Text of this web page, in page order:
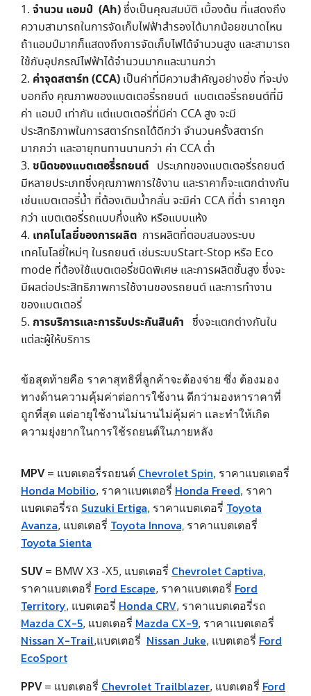
จำนวน แอมป์ (Ah)ซึ่งเป็นคุณสมบัติ เบื้องต้น ที่แสดงถึง
ความสามารถในการจัดเก็บไฟฟ้าสำรองได้มากน้อยขนาดไหน
ถ้าแอมป์มากก็แสดงถึงการจัดเก็บไฟได้จำนวนสูง และสามารถ
ใช้กับอุปกรณ์ไฟฟ้าได้จำนวนมากและนานกว่า
ค่าจุดสตาร์ท (CCA) เป็นค่าที่มีความสำคัญอย่างยิ่ง ที่จะบ่ง
บอกถึง คุณภาพของแบตเตอรี่รถยนต์ แบตเตอรี่รถยนต์ที่มี
ค่า แอมป์ เท่ากัน แต่แบตเตอรี่ที่มีค่า CCA สูง จะมี
ประสิทธิภาพในการสตาร์ทรถได้ดีกว่า จำนวนครั้งสตาร์ท
มากกว่า และอายุทนทานนานกว่า ค่า CCA ต่ำ
ชนิดของแบตเตอรี่รถยนต์ ประเภทของแบตเตอรี่รถยนต์
มีหลายประเภทซึ่งคุณภาพการใช้งาน และราคาก็จะแตกต่างกัน
เช่นแบตเตอรี่น้ำ ที่ต้องเติมน้ำกลั่น จะมีค่า CCA ที่ต่ำ ราคาถูก
กว่า แบตเตอรี่รถแบบกึ่งแห้ง หรือแบบแห้ง
เทคโนโลยี่ของการผลิต การผลิตที่ตอบสนองระบบ
เทคโนโลยี่ใหม่ๆ ในรถยนต์ เช่นระบบStart-Stop หรือ Eco
mode ที่ต้องใช้แบตเตอรี่ชนิดพิเศษ และการผลิตชั้นสูง ซึ่งจะ
มีผลต่อประสิทธิภาพการใช้งานของรถยนต์ และการทำงาน
ของแบตเตอรี่
การบริการและการรับประกันสินค้า ซึ่งจะแตกต่างกันใน
แต่ละผู้ให้บริการ
ข้อสุดท้ายคือ ราคาสุทธิที่ลูกค้าจะต้องจ่าย ซึ่ง ต้องมอง
ทางด้านความคุ้มค่าต่อการใช้งาน ดีกว่ามองหาราคาที่
ถูกที่สุด แต่อายุใช้งานไม่นานไม่คุ้มค่า และทำให้เกิด
ความยุ่งยากในการใช้รถยนต์ในภายหลัง
MPV= แบตเตอรี่รถยนต์ Chevrolet Spin, ราคาแบตเตอรี่
Honda Mobilio, ราคาแบตเตอรี่ Honda Freed, ราคา
แบตเตอรี่รถ Suzuki Ertiga, ราคาแบตเตอรี่ Toyota
Avanza, แบตเตอรี่ Toyota Innova, ราคาแบตเตอรี่
Toyota Sienta
SUV= BMW X3 -X5, แบตเตอรี่ Chevrolet Captiva,
ราคาแบตเตอรี่ Ford Escape, ราคาแบตเตอรี่ Ford
Territory, แบตเตอรี่ Honda CRV, ราคาแบตเตอรี่รถ
Mazda CX-5, แบตเตอรี่ Mazda CX-9, ราคาแบตเตอรี่
Nissan X-Trail,แบตเตอรี่ Nissan Juke, แบตเตอรี่ Ford
EcoSport
PPV= แบตเตอรี่ Chevrolet Trailblazer, แบตเตอรี่ Ford